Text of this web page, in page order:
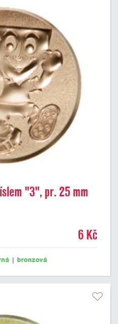
"3", pr. 25 mm
6 Kč
| bronzová